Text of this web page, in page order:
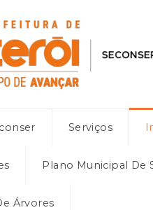
Serviços
Plano Municipal De
Árvores